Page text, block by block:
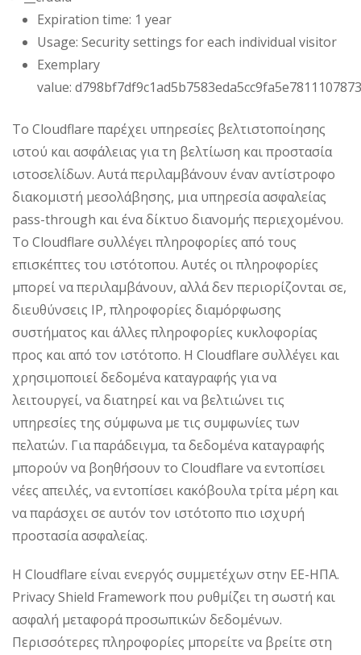
Expiration time: 1 year
Usage: Security settings for each individual visitor
Exemplary
value:
Το Cloudflare παρέχει υπηρεσίες βελτιστοποίησης
ιστού και ασφάλειας για τη βελτίωση και προστασία
ιστοσελίδων. Αυτά περιλαμβάνουν έναν αντίστροφο
διακομιστή μεσολάβησης, μια υπηρεσία ασφαλείας
pass-through και ένα δίκτυο διανομής περιεχομένου.
Το Cloudflare συλλέγει πληροφορίες από τους
επισκέπτες του ιστότοπου. Αυτές οι πληροφορίες
μπορεί να περιλαμβάνουν, αλλά δεν περιορίζονται σε,
διευθύνσεις IP, πληροφορίες διαμόρφωσης
συστήματος και άλλες πληροφορίες κυκλοφορίας
προς και από τον ιστότοπο. Η Cloudflare συλλέγει και
χρησιμοποιεί δεδομένα καταγραφής για να
λειτουργεί, να διατηρεί και να βελτιώνει τις
υπηρεσίες της σύμφωνα με τις συμφωνίες των
πελατών. Για παράδειγμα, τα δεδομένα καταγραφής
μπορούν να βοηθήσουν το Cloudflare να εντοπίσει
νέες απειλές, να εντοπίσει κακόβουλα τρίτα μέρη και
να παράσχει σε αυτόν τον ιστότοπο πιο ισχυρή
προστασία ασφαλείας.
Η Cloudflare είναι ενεργός συμμετέχων στην ΕΕ-ΗΠΑ.
Privacy Shield Framework που ρυθμίζει τη σωστή και
ασφαλή μεταφορά προσωπικών δεδομένων.
Περισσότερες πληροφορίες μπορείτε να βρείτε στη